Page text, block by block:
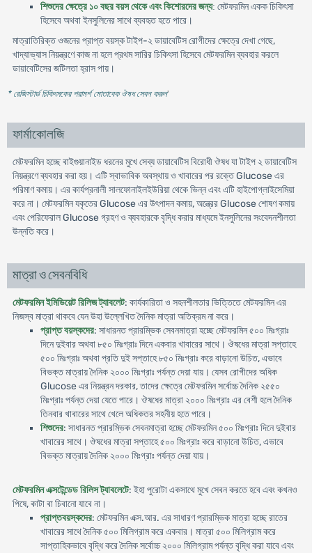
শিশুদের ক্ষেত্রে ১০ বছর বয়স থেকে এবং কিশোরদের জন্য: মেটফরমিনএকক চিকিৎসা
হিসেবে অথবা ইনসুলিনের সাথে ব্যবহৃত হতে পারে।
মাত্রাতিরিক্তওজনের প্রাপ্ত বয়স্ক টাইপ-২ ডায়াবেটিস রোগীদের ক্ষেত্রে দেখা গেছে,
খাদ্যাভ্যাস নিয়ন্ত্রণে কাজ না হলে প্রথম সারির চিকিৎসা হিসেবে মেটফরমিন ব্যবহার করলে
ডায়াবেটিসের জটিলতা হ্রাস পায়।
* রেজিস্টার্ড চিকিৎসকের পরামর্শ মোতাবেক ঔষধ সেবন করুন'
ফার্মাকোলজি
মেটফরমিন হচ্ছে বাইগুয়ানাইড ধরনের মুখে সেব্য ডায়াবেটিস বিরোধী ঔষধ যা টাইপ ২ ডায়াবেটিস
নিয়ন্ত্রণে ব্যবহার করা হয়। এটি স্বাভাবিক অবস্থায় ও খাবারের পর রক্তে Glucose এর
পরিমাণ কমায়। এর কার্যপ্রনালী সালফোনাইলইউরিয়া থেকে ভিন্ন এবং এটি হাইপোগ্লাইসেমিয়া
করে না। মেটফরমিন যকৃতের Glucose এর উৎপাদন কমায়, অন্ত্রের Glucose শোষণ কমায়
এবং পেরিফেরাল Glucose গ্রহণ ও ব্যবহারকে বৃদ্ধি করার মাধ্যমে ইনসুলিনের সংবেদনশীলতা
উন্নতি করে।
মাত্রা ও সেবনবিধি
মেটফরমিন ইমিডিয়েট রিলিজ ট্যাবলেট: কার্যকারিতা ও সহনশীলতার ভিত্তিতে মেটফরমিন এর
নিজস্ব মাত্রা থাকবে যেন উহা উল্লে­খিত দৈনিক মাত্রা অতিক্রম না করে।
প্রাপ্ত বয়স্কদের: সাধারনত প্রারম্ভিক সেবনমাত্রা হচ্ছে মেটফরমিন ৫০০ মিঃগ্রাঃ
দিনে দুইবার অথবা ৮৫০ মিঃগ্রাঃ দিনে একবার খাবারের সাথে। ঔষধের মাত্রা সপ্তাহে
৫০০ মিঃগ্রাঃ অথবা প্রতি দুই সপ্তাহে ৮৫০ মিঃগ্রাঃ করে বাড়ানো উচিত, এভাবে
বিভক্ত মাত্রায় দৈনিক ২০০০ মিঃগ্রাঃ পর্যন্ত দেয়া যায়। যেসব রোগীদের অধিক
Glucose এর নিয়ন্ত্রন দরকার, তাদের ক্ষেত্রে মেটফরমিন সর্বোচ্চ দৈনিক ২৫৫০
মিঃগ্রাঃ পর্যন্ত দেয়া যেতে পারে। ঔষধের মাত্রা ২০০০ মিঃগ্রাঃ এর বেশী হলে দৈনিক
তিনবার খাবারের সাথে খেলে অধিকতর সহনীয় হতে পারে।
শিশুদের: সাধারনত প্রারম্ভিক সেবনমাত্রা হচ্ছে মেটফরমিন ৫০০ মিঃগ্রাঃ দিনে দুইবার
খাবারের সাথে। ঔষধের মাত্রা সপ্তাহে ৫০০ মিঃগ্রাঃ করে বাড়ানো উচিত, এভাবে
বিভক্ত মাত্রায় দৈনিক ২০০০ মিঃগ্রাঃ পর্যন্ত দেয়া যায়।
মেটফরমিন এক্সটেন্ডেড রিলিস ট্যাবলেটে: ইহা পুরোটা একসাথে মুখে সেবন করতে হবে এবং কখনও
পিষে, কাটা বা চিবানো যাবে না।
প্রাপ্তবয়স্কদের: মেটফরমিন এক্স.আর. এর সাধারণ প্রারম্ভিক মাত্রা হচ্ছে রাতের
খাবারের সাথে দৈনিক ৫০০ মিলিগ্রাম করে একবার। মাত্রা ৫০০ মিলিগ্রাম করে
সাপ্তাহিকভাবে বৃদ্ধি করে দৈনিক সর্বোচ্চ ২০০০ মিলিগ্রাম পর্যন্ত বৃদ্ধি করা যাবে এবং